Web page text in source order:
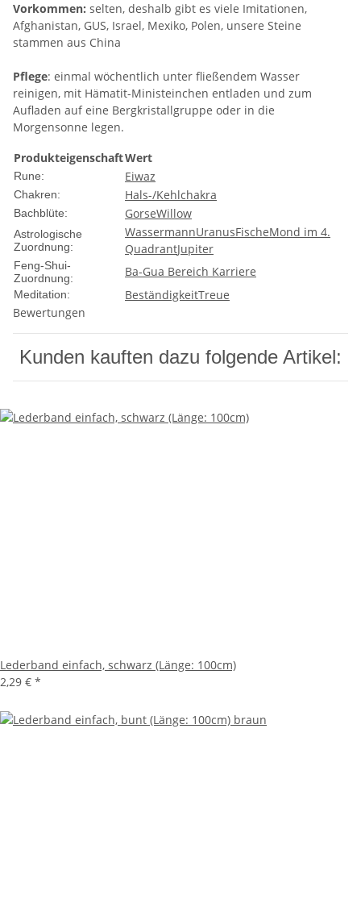
Vorkommen: selten, deshalb gibt es viele Imitationen,
Afghanistan, GUS, Israel, Mexiko, Polen, unsere Steine
stammen aus China
Pflege: einmal wöchentlich unter fließendem Wasser
reinigen, mit Hämatit-Ministeinchen entladen und zum
Aufladen auf eine Bergkristallgruppe oder in die
Morgensonne legen.
ProdukteigenschaftWert
Rune: Eiwaz
Chakren: Hals-/Kehlchakra
Bachblüte: GorseWillow
Astrologische
Zuordnung:
WassermannUranusFischeMond im 4.
QuadrantJupiter
Feng-Shui-
Zuordnung:
Ba-Gua Bereich Karriere
Meditation: BeständigkeitTreue
Bewertungen
Kunden kauften dazu folgende Artikel:
Lederband einfach, schwarz (Länge: 100cm)
2,29 € *